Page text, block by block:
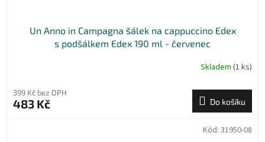
Un Anno in Campagna šálek na cappuccino Edex
s podšálkem Edex 190 ml - červenec
Skladem (1 ks)
399 Kč bez DPH
483 Kč Do košíku
Kód: 31950-08